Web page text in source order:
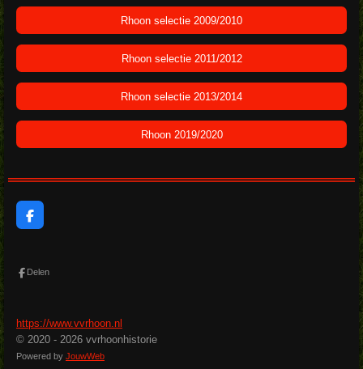
Rhoon selectie 2009/2010
Rhoon selectie 2011/2012
Rhoon selectie 2013/2014
Rhoon 2019/2020
F
a
b
Delen
https://www.vvrhoon.nl
© 2020 - 2026 vvrhoonhistorie
Powered by JouwWeb